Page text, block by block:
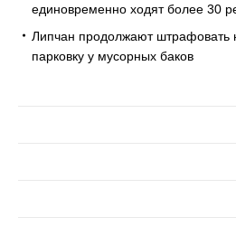
единовременно ходят более 30
Липчан продолжают штрафовать
парковку у мусорных баков